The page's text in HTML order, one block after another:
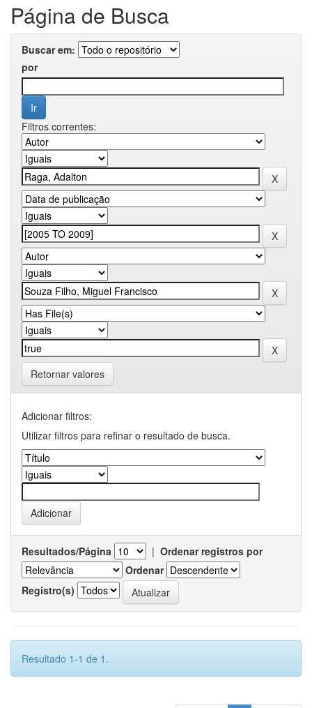
Página de Busca
Buscar em:
por
Filtros correntes:
Retornar valores
Adicionar filtros:
Utilizar filtros para refinar o resultado de busca.
Resultados/Página | Ordenar registros por
Ordenar
Registro(s)
Resultado 1-1 de 1.